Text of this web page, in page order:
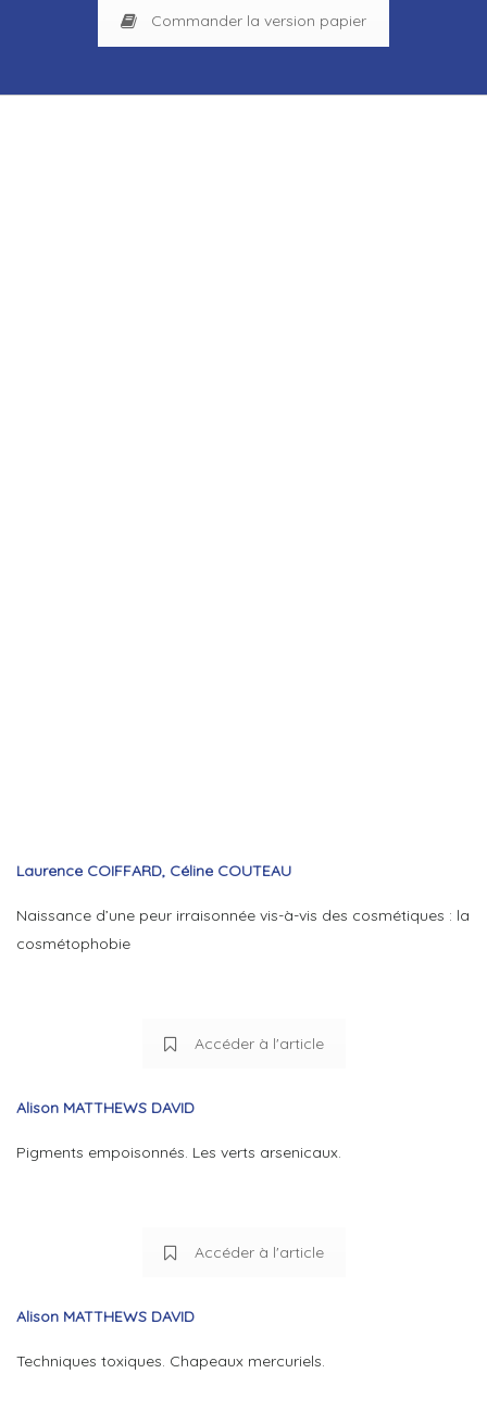
Commander la version papier
Laurence COIFFARD, Céline COUTEAU
Naissance d’une peur irraisonnée vis-à-vis des cosmétiques : la
cosmétophobie
Accéder à l'article
Alison MATTHEWS DAVID
Pigments empoisonnés. Les verts arsenicaux.
Accéder à l'article
Alison MATTHEWS DAVID
Techniques toxiques. Chapeaux mercuriels.